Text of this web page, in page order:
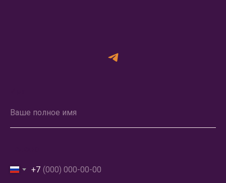
Ваше полное имя
+7